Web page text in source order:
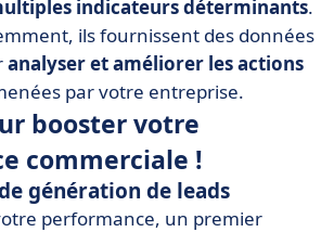
indicateurs déterminants.
ils fournissent des données
analyser et améliorer les actions
par votre entreprise.
booster votre
commerciale !
génération de leads
performance, un premier